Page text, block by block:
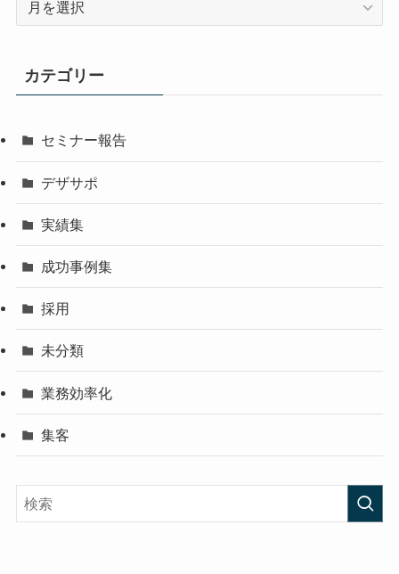
ブ
カテゴリー
セミナー報告
デザサポ
実績集
成功事例集
採用
未分類
業務効率化
集客